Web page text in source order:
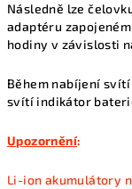
Následně lze
adaptéru
hodiny v závislosti
Během nabíjení
svítí indikátor
Upozornění:
Li-ion akumulátory